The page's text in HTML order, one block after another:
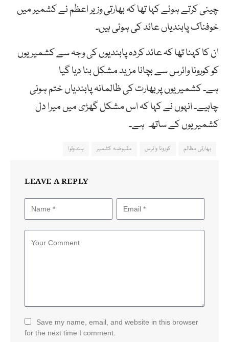
چینی کرتے ہوئے کہا تھا کہ بھارتی وزیر اعظم نے کشمیر میں
خوفناک پابندیاں عائد کی ہوئی ہیں۔
ان کا کہنا تھا کہ عائد کردہ پابندیوں کی وجہ سے کشمیریوں
کو کورونا وائرس سے بچانا مزید مشکل بنا دیا گیا
ہے۔ کشمیریوں پربھارت کی ظالمانہ پابندیاں ختم ہونی
چاہیے۔ انہوں نے کہا کہ اس مشکل گھڑی میں میرا دل
کشمیریوں کے ساتھ ہے۔
بھارتی مظالم کورونا وائرس مقبوضہ کشمیر ہندوتوا
LEAVE A REPLY
Save my name, email, and website in this browser
for the next time I comment.